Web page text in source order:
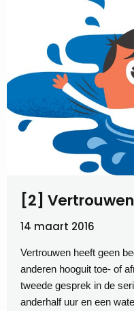
[2]
14 maart 2016
Vertrouwen heeft geen
anderen hooguit toe- of
tweede gesprek in de
anderhalf uur en een